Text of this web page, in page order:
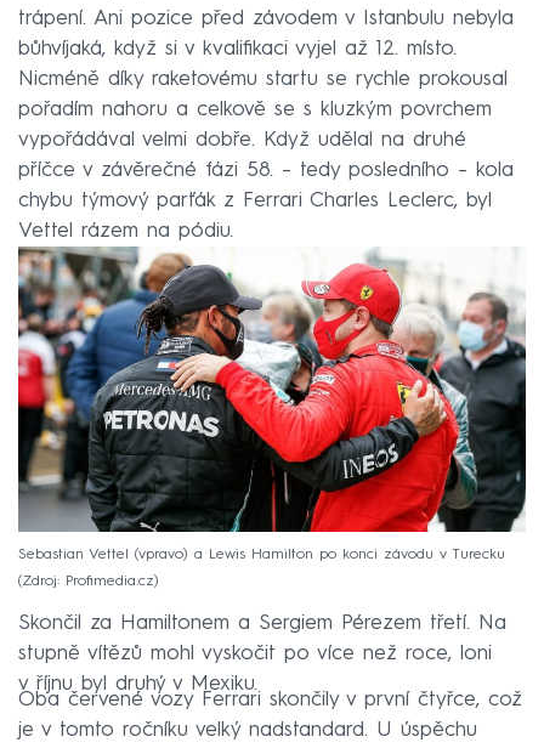
trápení. Ani pozice před závodem v Istanbulu nebyla
bůhvíjaká, když si v kvalifikaci vyjel až 12. místo.
Nicméně díky raketovému startu se rychle prokousal
pořadím nahoru a celkově se s kluzkým povrchem
vypořádával velmi dobře. Když udělal na druhé
příčce v závěrečné fázi 58. – tedy posledního – kola
chybu týmový parťák z Ferrari Charles Leclerc, byl
Vettel rázem na pódiu.
Sebastian Vettel (vpravo) a Lewis Hamilton po konci závodu v Turecku
Zdroj: Profimedia.cz
Skončil za Hamiltonem a Sergiem Pérezem třetí. Na
stupně vítězů mohl vyskočit po více než roce, loni
v říjnu byl druhý v Mexiku.
Oba červené vozy Ferrari skončily v první čtyřce, což
je v tomto ročníku velký nadstandard. U úspěchu